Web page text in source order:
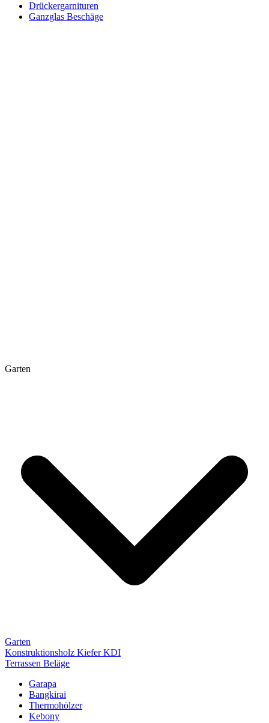
Drückergarnituren
Ganzglas Beschäge
Garten
Garten
Konstruktionsholz Kiefer KDI
Terrassen Beläge
Garapa
Bangkirai
Thermohölzer
Kebony